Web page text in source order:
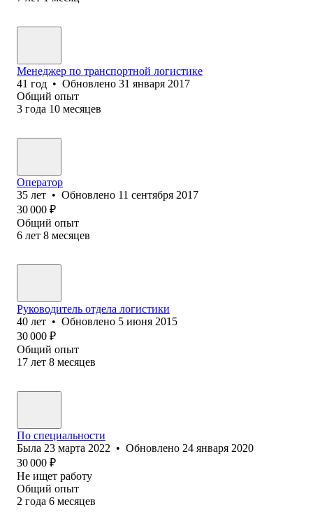
Менеджер по транспортной логистике
41 год • Обновлено 31 января 2017
Общий опыт
3 года 10 месяцев
Оператор
35 лет • Обновлено 11 сентября 2017
30 000 ₽
Общий опыт
6 лет 8 месяцев
Руководитель отдела логистики
40 лет • Обновлено 5 июня 2015
30 000 ₽
Общий опыт
17 лет 8 месяцев
По специальности
Была 23 марта 2022 • Обновлено 24 января 2020
30 000 ₽
Не ищет работу
Общий опыт
2 года 6 месяцев